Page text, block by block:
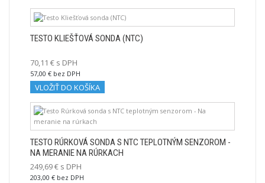
TESTO KLIEŠŤOVÁ SONDA (NTC)
70,11 € s DPH
57,00 € bez DPH
VLOŽIŤ DO KOŠÍKA
TESTO RÚRKOVÁ SONDA S NTC TEPLOTNÝM SENZOROM -
NA MERANIE NA RÚRKACH
249,69 € s DPH
203,00 € bez DPH